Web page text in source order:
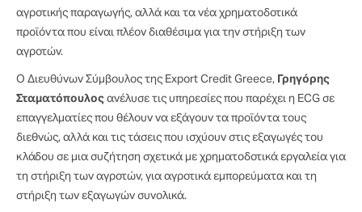
αγροτικής παραγωγής, αλλά και τα νέα χρηματοδοτικά
προϊόντα που είναι πλέον διαθέσιμα για την στήριξη των
αγροτών.
Ο Διευθύνων Σύμβουλος της Export Credit Greece, Γρηγόρης
Σταματόπουλος ανέλυσε τις υπηρεσίες που παρέχει η ECG σε
επαγγελματίες που θέλουν να εξάγουν τα προϊόντα τους
διεθνώς, αλλά και τις τάσεις που ισχύουν στις εξαγωγές του
κλάδου σε μια συζήτηση σχετικά με χρηματοδοτικά εργαλεία για
τη στήριξη των αγροτών, για αγροτικά εμπορεύματα και τη
στήριξη των εξαγωγών συνολικά.